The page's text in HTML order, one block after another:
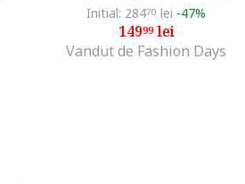
Initial: 28470 lei -47%
14999lei
Vandut de Fashion Days